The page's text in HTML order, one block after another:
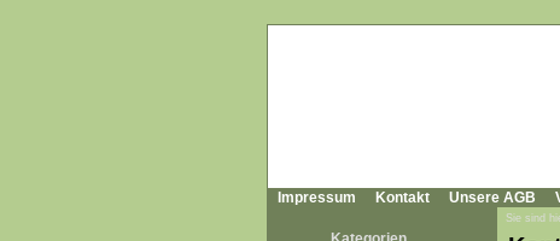
Impressum Kontakt Unsere AGB
Sie sind